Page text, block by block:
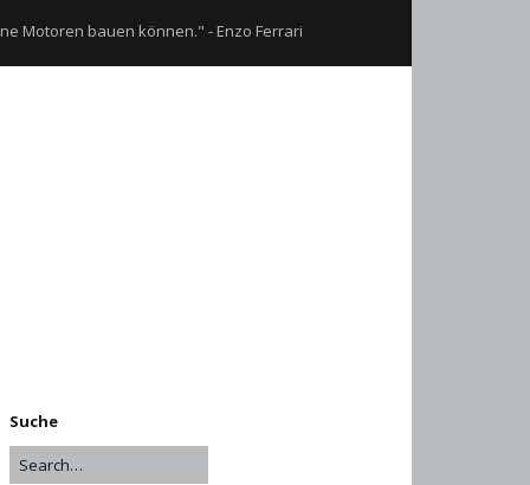
Motoren bauen können." - Enzo Ferrari
Suche